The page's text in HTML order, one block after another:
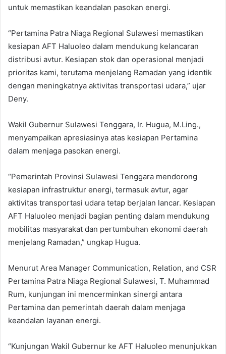
untuk memastikan keandalan pasokan energi.
“Pertamina Patra Niaga Regional Sulawesi memastikan
kesiapan AFT Haluoleo dalam mendukung kelancaran
distribusi avtur. Kesiapan stok dan operasional menjadi
prioritas kami, terutama menjelang Ramadan yang identik
dengan meningkatnya aktivitas transportasi udara,” ujar
Deny.
Wakil Gubernur Sulawesi Tenggara, Ir. Hugua, M.Ling.,
menyampaikan apresiasinya atas kesiapan Pertamina
dalam menjaga pasokan energi.
“Pemerintah Provinsi Sulawesi Tenggara mendorong
kesiapan infrastruktur energi, termasuk avtur, agar
aktivitas transportasi udara tetap berjalan lancar. Kesiapan
AFT Haluoleo menjadi bagian penting dalam mendukung
mobilitas masyarakat dan pertumbuhan ekonomi daerah
menjelang Ramadan,” ungkap Hugua.
Menurut Area Manager Communication, Relation, and CSR
Pertamina Patra Niaga Regional Sulawesi, T. Muhammad
Rum, kunjungan ini mencerminkan sinergi antara
Pertamina dan pemerintah daerah dalam menjaga
keandalan layanan energi.
“Kunjungan Wakil Gubernur ke AFT Haluoleo menunjukkan